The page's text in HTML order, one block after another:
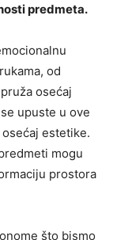
predmeta.
od
osećaj
upuste u ove
estetike.
mogu
prostora
što bismo